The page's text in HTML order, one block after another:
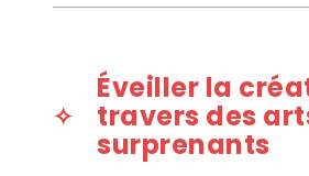
Éveiller la
travers des
surprenants